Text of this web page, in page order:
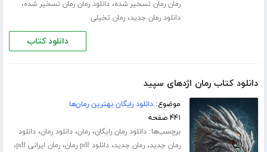
رمان رمان تسخیر شده،دانلود رمان رمان تسخیر شده،
دانلود رمان جدید،رمان تخیلی
دانلود کتاب
دانلود کتاب رمان اژدهای سپید
موضوع:دانلود رایگان بهترین رمان‌ها
۴۴۱ صفحه
برچسب‌ها:دانلود رمان رایگان،رمان،دانلود رمان،دانلود
رمان جدید،رمان جدید،دانلود pdf رمان ،رمان ایرانی pdf ،